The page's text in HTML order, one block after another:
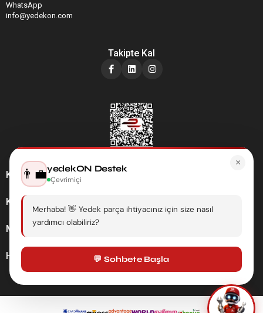
WhatsApp
info@yedekon.com
Takipte Kal
Kategoriler
Kurumsal
Müşteri Hizmetleri
Hesabım
×
👨‍💼yedekON Destek
Çevrimiçi
Merhaba! 👋 Yedek parça ihtiyacınız için size nasıl
yardımcı olabiliriz?
💬 Sohbete Başla